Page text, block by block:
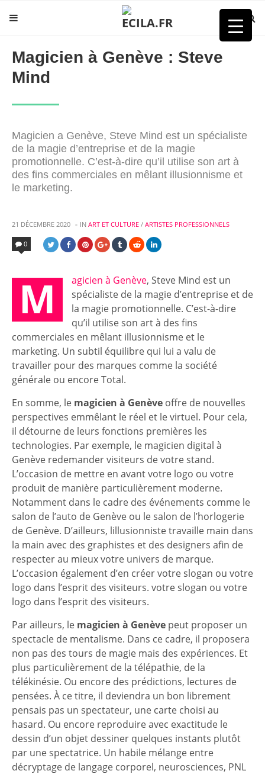
Magicien à Genève : Steve
Mind
Magicien a Genève, Steve Mind est un spécialiste
de la magie d’entreprise et de la magie
promotionnelle. C’est-à-dire qu’il utilise son art à
des fins commerciales en mêlant illusionnisme et
le marketing.
21 DÉCEMBRE 2020 IN POSTED
IN
ART ET CULTURE / ARTISTES PROFESSIONNELS
0
M agicien à Genève, Steve Mind est un
spécialiste de la magie d’entreprise et de
la magie promotionnelle. C’est-à-dire
qu’il utilise son art à des fins
commerciales en mêlant illusionnisme et le
marketing. Un subtil équilibre qui lui a valu de
travailler pour des marques comme la société
générale ou encore Total.
En somme, le magicien à Genève offre de nouvelles
perspectives emmêlant le réel et le virtuel. Pour cela,
il détourne de leurs fonctions premières les
technologies. Par exemple, le magicien digital à
Genève redemander visiteurs de votre stand.
L’occasion de mettre en avant votre logo ou votre
produit de manière particulièrement moderne.
Notamment dans le cadre des événements comme le
salon de l’auto de Genève ou le salon de l’horlogerie
de Genève. D’ailleurs, lillusionniste travaille main dans
la main avec des graphistes et des designers afin de
respecter au mieux votre univers de marque.
L’occasion également d’en créer votre slogan ou votre
logo dans l’esprit des visiteurs. votre slogan ou votre
logo dans l’esprit des visiteurs.
Par ailleurs, le magicien à Genève peut proposer un
spectacle de mentalisme. Dans ce cadre, il proposera
non pas des tours de magie mais des expériences. Et
plus particulièrement de la télépathie, de la
télékinésie. Ou encore des prédictions, lectures de
pensées. À ce titre, il deviendra un bon librement
pensais pas un spectateur, une carte choisi au
hasard. Ou encore reproduire avec exactitude le
dessin d’un objet dessiner quelques instants plutôt
par une spectatrice. Un habile mélange entre
décryptage de langage corporel, neurosciences, PNL